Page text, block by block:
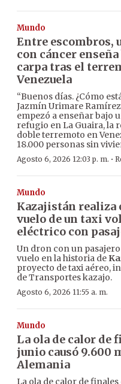
Mundo
Entre escombros,
con cáncer
carpa tras el
Venezuela
“Buenos días. ¿Cómo
Jazmín Urimare
empezó a enseñar bajo
refugio en La Guaira, la
doble terremoto en
18.000 personas sin
Agosto 6, 2026 12:03 p. m. ·
Mundo
Kazajistán realiza
vuelo de un taxi
eléctrico con
Un dron con un
vuelo en la historia de
proyecto de taxi aéreo,
de Transportes kazajo.
Agosto 6, 2026 11:55 a. m.
Mundo
La ola de calor de
junio causó 9.600
Alemania
La ola de calor de